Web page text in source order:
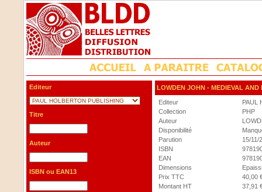
Editeur
Titre
Auteur
ISBN ou EAN13
LOWDEN JOHN - MEDIEVAL AND
Editeur
PAUL
Collection
PHP
Auteur
Disponibilité
Parution
15/11/
ISBN
EAN
Dimensions
Prix TTC
40,00
Montant HT
37,91